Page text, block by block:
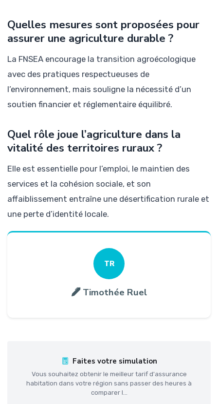
Quelles mesures sont proposées pour
assurer une agriculture durable ?
La FNSEA encourage la transition agroécologique
avec des pratiques respectueuses de
l’environnement, mais souligne la nécessité d’un
soutien financier et réglementaire équilibré.
Quel rôle joue l’agriculture dans la
vitalité des territoires ruraux ?
Elle est essentielle pour l’emploi, le maintien des
services et la cohésion sociale, et son
affaiblissement entraîne une désertification rurale et
une perte d’identité locale.
TR
Timothée Ruel
Faites votre simulation
Vous souhaitez obtenir le meilleur tarif d'assurance
habitation dans votre région sans passer des heures à
comparer l...